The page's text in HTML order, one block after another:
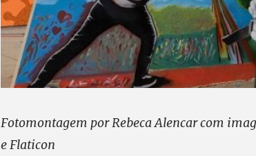
Fotomontagem por Rebeca Alencar com
e Flaticon